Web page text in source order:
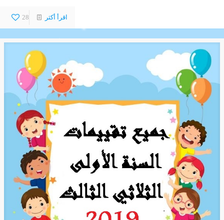
28 اقرأ أكثر